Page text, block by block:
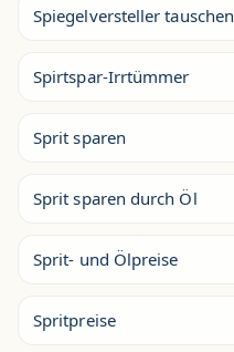
Spiegelversteller tauschen
Spirtspar-Irrtümmer
Sprit sparen
Sprit sparen durch Öl
Sprit- und Ölpreise
Spritpreise